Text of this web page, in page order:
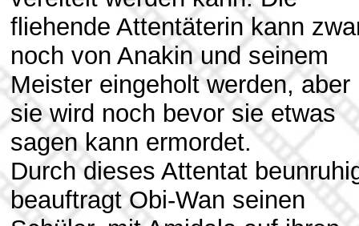
fliehende Attentäterin kann
noch von Anakin und seinem
Meister eingeholt werden, aber
sie wird noch bevor sie etwas
sagen kann ermordet.
Durch dieses Attentat
beauftragt Obi-Wan seinen